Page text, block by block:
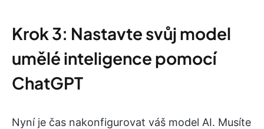
Krok 3: Nastavte svůj model
umělé inteligence pomocí
ChatGPT
Nyní je čas nakonfigurovat váš model AI. Musíte